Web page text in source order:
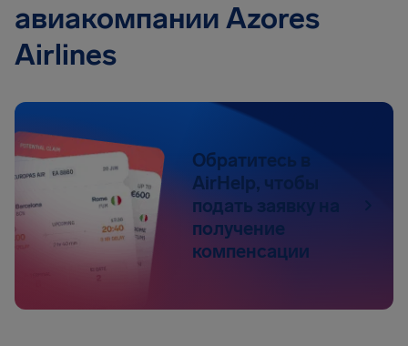
авиакомпании Azores
Airlines
Обратитесь в
AirHelp, чтобы
подать заявку на
получение
компенсации